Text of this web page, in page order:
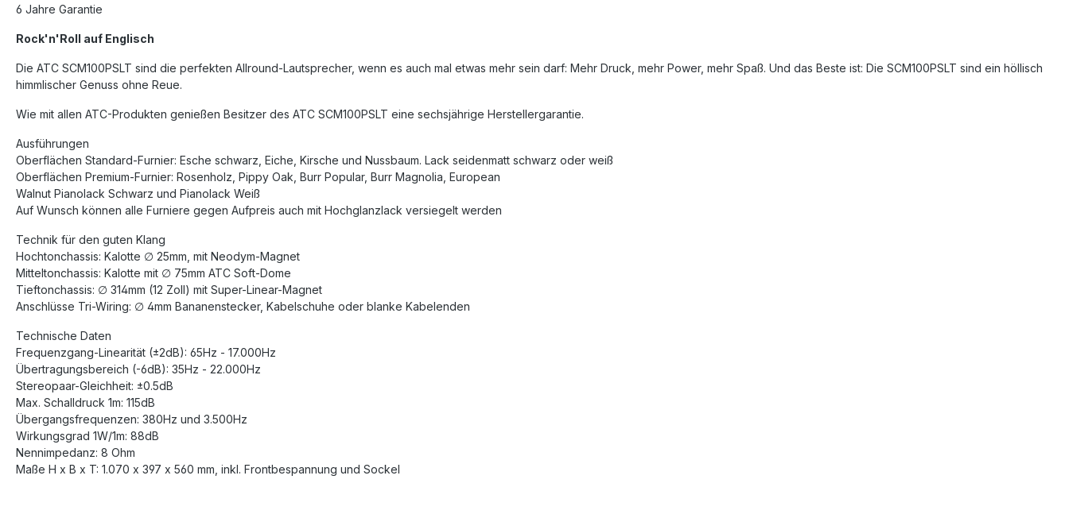
6 Jahre Garantie
Rock'n'Roll auf Englisch
Die ATC SCM100PSLT sind die perfekten Allround-Lautsprecher, wenn es auch mal etwas mehr sein darf: Mehr Druck, mehr Power, mehr Spaß. Und das Beste ist: Die SCM100PSLT sind ein höllisch
himmlischer Genuss ohne Reue.
Wie mit allen ATC-Produkten genießen Besitzer des ATC SCM100PSLT eine sechsjährige Herstellergarantie.
Ausführungen
Oberflächen Standard-Furnier: Esche schwarz, Eiche, Kirsche und Nussbaum. Lack seidenmatt schwarz oder weiß
Oberflächen Premium-Furnier: Rosenholz, Pippy Oak, Burr Popular, Burr Magnolia, European
Walnut Pianolack Schwarz und Pianolack Weiß
Auf Wunsch können alle Furniere gegen Aufpreis auch mit Hochglanzlack versiegelt werden
Technik für den guten Klang
Hochtonchassis: Kalotte ∅ 25mm, mit Neodym-Magnet
Mitteltonchassis: Kalotte mit ∅ 75mm ATC Soft-Dome
Tieftonchassis: ∅ 314mm (12 Zoll) mit Super-Linear-Magnet
Anschlüsse Tri-Wiring: ∅ 4mm Bananenstecker, Kabelschuhe oder blanke Kabelenden
Technische Daten
Frequenzgang-Linearität (±2dB): 65Hz - 17.000Hz
Übertragungsbereich (-6dB): 35Hz - 22.000Hz
Stereopaar-Gleichheit: ±0.5dB
Max. Schalldruck 1m: 115dB
Übergangsfrequenzen: 380Hz und 3.500Hz
Wirkungsgrad 1W/1m: 88dB
Nennimpedanz: 8 Ohm
Maße H x B x T: 1.070 x 397 x 560 mm, inkl. Frontbespannung und Sockel